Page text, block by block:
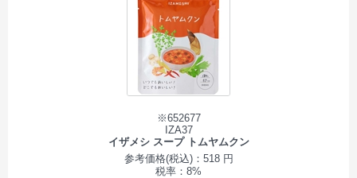
※652677
IZA37
イザメシ スープ トムヤムクン
参考価格(税込)：518 円
税率：8%